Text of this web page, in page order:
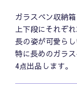
ガラスペン収納
上下段にそれぞ
長の姿が可愛らし
特に長めのガラ
4点出品します。